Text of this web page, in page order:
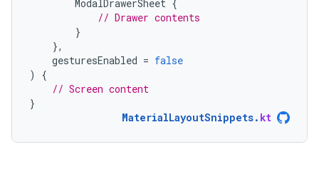
ModalDrawerSheet {
// Drawer contents
}
},
gesturesEnabled = false
)
{
// Screen content
}
MaterialLayoutSnippets. kt